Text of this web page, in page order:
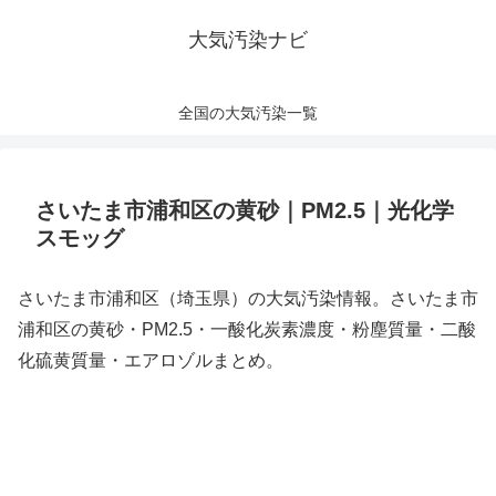
大気汚染ナビ
全国の大気汚染一覧
さいたま市浦和区の黄砂｜PM2.5｜光化学
スモッグ
さいたま市浦和区（埼玉県）の大気汚染情報。さいたま市
浦和区の黄砂・PM2.5・一酸化炭素濃度・粉塵質量・二酸
化硫黄質量・エアロゾルまとめ。